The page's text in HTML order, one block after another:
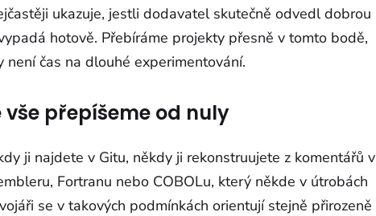
ukazuje, jestli dodavatel skutečně odvedl dobrou
hotově. Přebíráme projekty přesně v tomto bodě,
čas na dlouhé experimentování.
přepíšeme od nuly
ji najdete v Gitu, někdy ji rekonstruujete z komentářů v
Fortranu nebo COBOLu, který někde v útrobách
se v takových podmínkách orientují stejně přirozeně